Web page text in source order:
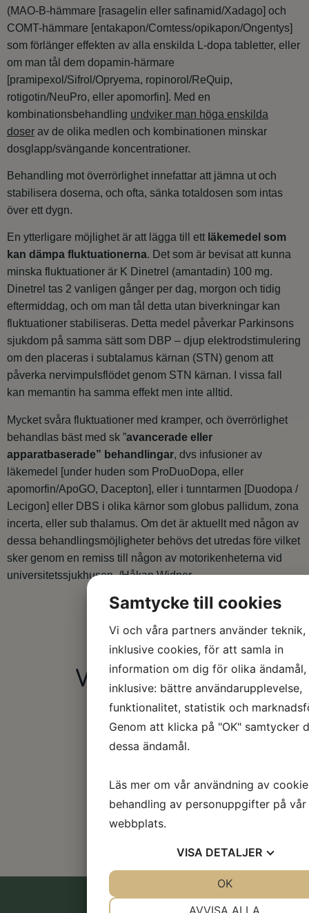
(MAO-B-hämmare [rasagelin eller safinamid/Xadago] och
COMT-hämmare [entakapon/Comtess/opikapon/Ongentys]
som förlänger effekten av alla enskilda L-dopa tabletter, eller
om man tål dem dopamin-härmare
[pramipexol/Sifrol/Opryema, ropinorol/ReQuip,
rotigotin/NeuPro, eller apomorfin]. Med en
kombinationsbehandling undviker man höga enskilda
doser av de olika medlen och kombinationen minskar
dosglapp/svängande koncentrationer.
Behandling mot överrörlighet innefattar att jämna ut och
stabilisera doserna, och ofta, sänka totaldosen som intas
över ett dygn.
En ytterligare möjlighet är att lägga till ett läkemedel som
kan dämpa fluktuationerna. Det som är bevisat att kunna
minska fluktuationer är K Dinetrel (amantadin) 100 mg.
Dinetrel tas 2 vanligen gånger per dag, morgon och tidig
eftermiddag, och om man tål detta utan biverkningar kan
fluktuationer stabiliseras. Detta medel påverkar Parkinsons
sjukdom på samma sätt som DBP – djup elektrodstimulering
om den placeras i subtalamus kärnan (STN) genom att
påverka nervimpulsflödet genom STN kärnan. I vissa fall
kan memantin ha samma effekt men inte alltid.
Mycket svåra fluktuationer med kramper, och överrörlighet
behandlas bäst med sk ”avancerade eller
apparatbaserade” behandlingar, dvs infusioner av
läkemedel [under huden som ProDuoDopa, eller
apomorfin/ApoGO, Dacepton], eller i tunntarmen [Duodopa /
Lecigon] eller DBS i olika kärnor som globus pallidum, zona
incerta, eller sub thalamus. Om det är aktuellt med någon av
dessa behandlingsmöjligheter behövs det utredas före vilket
sker genom en remiss till någon av motorikenheterna vid
universitetssjukhusen. /Håkan Widner
Våra sponsorer
Samtycke till cookies
Vi och våra partners använder teknik,
inklusive cookies, för att samla in
information om dig för olika ändamål,
inklusive: bättre användarupplevelse,
funktionalitet, statistik och
Genom att klicka på "OK" samtycker
dessa ändamål.
Läs mer om vår användning av
behandling av personuppgifter på vår
webbplats.
VISA DETALJER
AVVISA ALLA
OK